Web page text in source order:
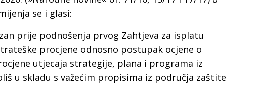
se i glasi:
prije podnošenja prvog Zahtjeva za isplatu
procjene odnosno postupak ocjene o
utjecaja strategije, plana i programa iz
u skladu s važećim propisima iz područja zaštite